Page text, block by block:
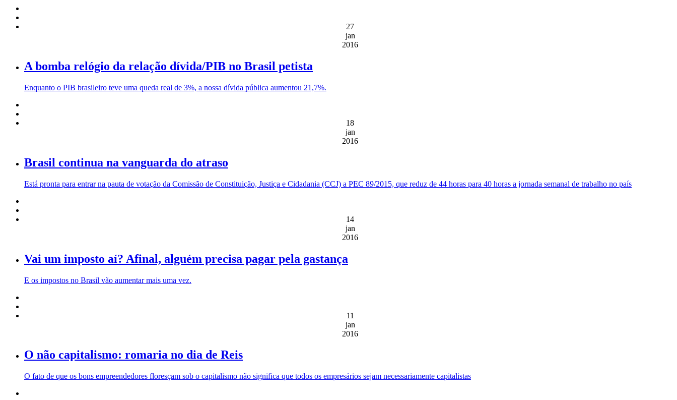
27
jan
2016
A bomba relógio da relação dívida/PIB no Brasil petista
Enquanto o PIB brasileiro teve uma queda real de 3%, a nossa dívida pública aumentou 21,7%.
18
jan
2016
Brasil continua na vanguarda do atraso
Está pronta para entrar na pauta de votação da Comissão de Constituição, Justiça e Cidadania (CCJ) a PEC 89/2015, que reduz de 44 horas para 40 horas a jornada semanal de trabalho no país
14
jan
2016
Vai um imposto aí? Afinal, alguém precisa pagar pela gastança
E os impostos no Brasil vão aumentar mais uma vez.
11
jan
2016
O não capitalismo: romaria no dia de Reis
O fato de que os bons empreendedores floresçam sob o capitalismo não significa que todos os empresários sejam necessariamente capitalistas